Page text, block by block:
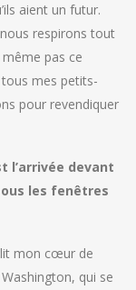
aient un futur.
respirons tout
pas ce
tous mes petits-
pour revendiquer
l’arrivée devant
les fenêtres
mon cœur de
qui se